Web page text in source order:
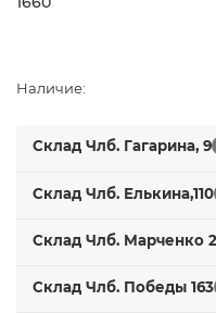
Наличие:
Склад Члб. Гагарина, 9
Склад Члб. Елькина,110
Склад Члб. Марченко
Склад Члб. Победы 163